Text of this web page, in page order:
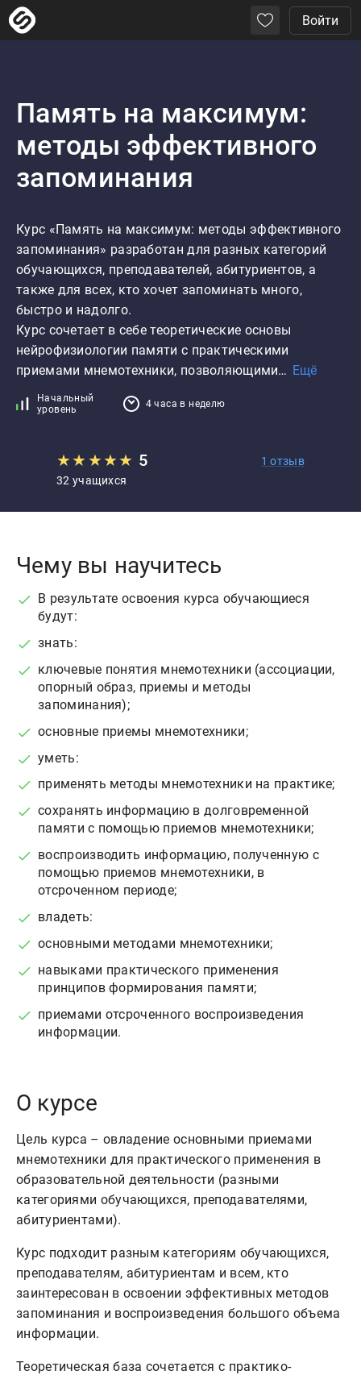
Войти
Память на максимум:
методы эффективного
запоминания
Курс «Память на максимум: методы эффективного
запоминания» разработан для разных категорий
обучающихся, преподавателей, абитуриентов, а
также для всех, кто хочет запоминать много,
быстро и надолго.
Курс сочетает в себе теоретические основы
нейрофизиологии памяти с практическими
приемами мнемотехники, позволяющими… Ещё
Начальный
уровень
4 часа в неделю
★★★★★ 5
1 отзыв
32 учащихся
Чему вы научитесь
В результате освоения курса обучающиеся
будут:
знать:
ключевые понятия мнемотехники (ассоциации,
опорный образ, приемы и методы
запоминания);
основные приемы мнемотехники;
уметь:
применять методы мнемотехники на практике;
сохранять информацию в долговременной
памяти с помощью приемов мнемотехники;
воспроизводить информацию, полученную с
помощью приемов мнемотехники, в
отсроченном периоде;
владеть:
основными методами мнемотехники;
навыками практического применения
принципов формирования памяти;
приемами отсроченного воспроизведения
информации.
О курсе
Цель курса – овладение основными приемами
мнемотехники для практического применения в
образовательной деятельности (разными
категориями обучающихся, преподавателями,
абитуриентами).
Курс подходит разным категориям обучающихся,
преподавателям, абитуриентам и всем, кто
заинтересован в освоении эффективных методов
запоминания и воспроизведения большого объема
информации.
Теоретическая база сочетается с практико-